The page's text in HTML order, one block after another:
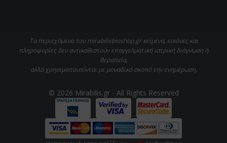
Τα περιεχόμενα του mirabilisbioshop.gr κείμενα, εικόνες και
πληροφορίες δεν αντικαθιστούν επαγγελματική ιατρική διάγνωση ή
θεραπεία,
αλλά χρησιμοποιούνται με μοναδικό σκοπό την ενημέρωση.
© 2026 Mirabilis.gr - All Rights Reserved